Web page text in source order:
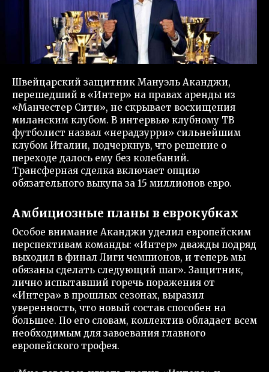
Швейцарский защитник Мануэль Аканджи,
перешедший в «Интер» на правах аренды из
«Манчестер Сити», не скрывает восхищения
миланским клубом. В интервью клубному ТВ
футболист назвал «нерадзурри» сильнейшим
клубом Италии, подчеркнув, что решение о
переходе далось ему без колебаний.
Трансферная сделка включает опцию
обязательного выкупа за 15 миллионов евро.
Амбициозные планы в еврокубках
Особое внимание Аканджи уделил европейским
перспективам команды: «Интер» дважды подряд
выходил в финал Лиги чемпионов, и теперь мы
обязаны сделать следующий шаг». Защитник,
лично испытавший горечь поражения от
«Интера» в прошлых сезонах, выразил
уверенность, что новый состав способен на
большее. По его словам, коллектив обладает всем
необходимым для завоевания главного
европейского трофея.